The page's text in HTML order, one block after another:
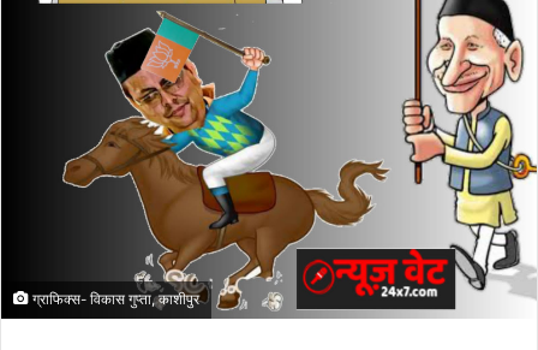
ग्राफिक्स- विकास गुप्ता, काशीपुर